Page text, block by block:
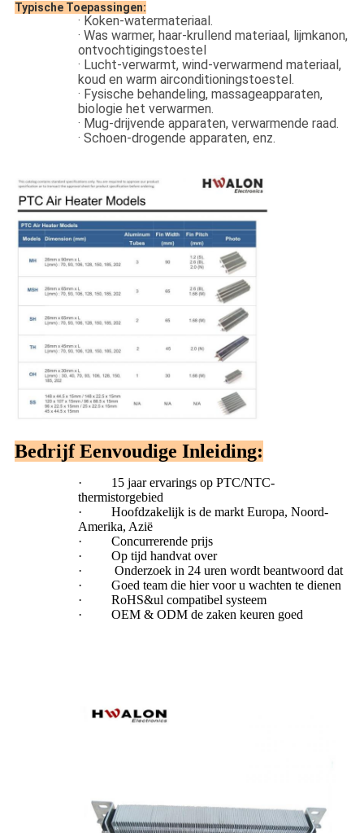
Typische Toepassingen:
· Koken-watermateriaal.
· Was warmer, haar-krullend materiaal, lijmkanon,
ontvochtigingstoestel
· Lucht-verwarmt, wind-verwarmend materiaal,
koud en warm airconditioningstoestel.
· Fysische behandeling, massageapparaten,
biologie het verwarmen.
· Mug-drijvende apparaten, verwarmende raad.
· Schoen-drogende apparaten, enz.
Bedrijf Eenvoudige Inleiding:
· 15 jaar ervarings op PTC/NTC-
thermistorgebied
· Hoofdzakelijk is de markt Europa, Noord-
Amerika, Azië
· Concurrerende prijs
· Op tijd handvat over
· Onderzoek in 24 uren wordt beantwoord dat
· Goed team die hier voor u wachten te dienen
· RoHS&ul compatibel systeem
· OEM & ODM de zaken keuren goed